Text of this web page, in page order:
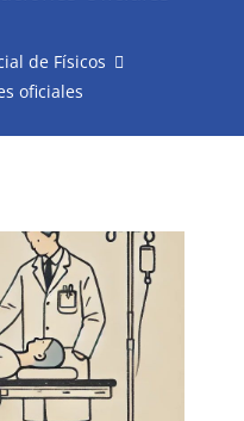
de Físicos
oficiales